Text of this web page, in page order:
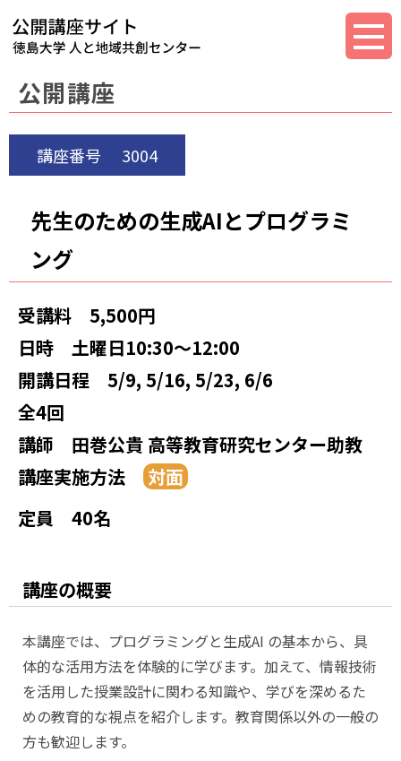
公開講座
講座番号 3004
先生のための生成AIとプログラミ
ング
受講料
5,500円
日時
土曜日10:30～12:00
開講日程
5/9, 5/16, 5/23, 6/6
全4回
講師
田巻公貴 高等教育研究センター助教
講座実施方法
定員
40名
講座の概要
本講座では、プログラミングと生成AI の基本から、具
体的な活用方法を体験的に学びます。加えて、情報技術
を活用した授業設計に関わる知識や、学びを深めるた
めの教育的な視点を紹介します。教育関係以外の一般の
方も歓迎します。